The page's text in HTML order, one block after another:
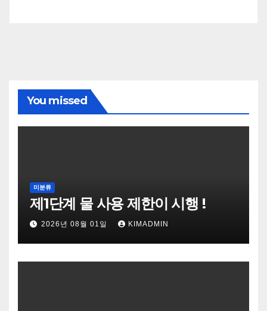
You missed
미분류
제1단계 물 사용 제한이 시행 !
2026년 08월 01일 KIMADMIN